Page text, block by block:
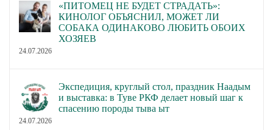
«ПИТОМЕЦ НЕ БУДЕТ СТРАДАТЬ»:
КИНОЛОГ ОБЪЯСНИЛ, МОЖЕТ ЛИ
СОБАКА ОДИНАКОВО ЛЮБИТЬ ОБОИХ
ХОЗЯЕВ
24.07.2026
Экспедиция, круглый стол, праздник Наадым
и выставка: в Туве РКФ делает новый шаг к
спасению породы тыва ыт
24.07.2026